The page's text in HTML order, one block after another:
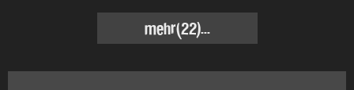
mehr(22)...